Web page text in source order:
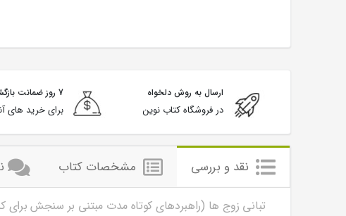
ارسال به روش دلخواه
در فروشگاه کتاب نوین
7 روز ضمانت بازگشت
برای خرید های
نقد و بررسی مشخصات کتاب
تبانی زوج ها (راهبردهای کوتاه مدت مبتنی بر سنجش برای